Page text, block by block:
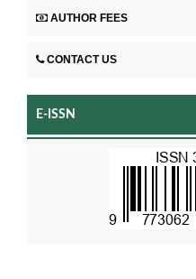
AUTHOR FEES
CONTACT US
E-ISSN